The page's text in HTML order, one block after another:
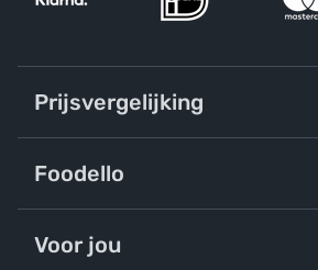
Prijsvergelijking
Foodello
Voor jou